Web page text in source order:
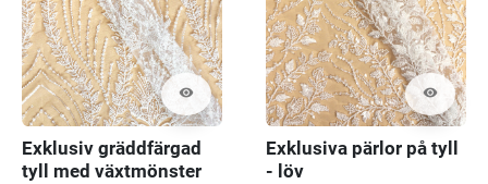
visibility
Exklusiv gräddfärgad
tyll med växtmönster
visibility
Exklusiva pärlor på tyll
- löv